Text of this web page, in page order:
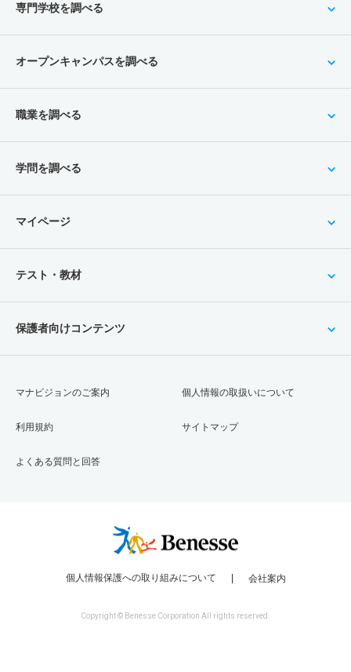
専門学校を調べる
オープンキャンパスを調べる
職業を調べる
学問を調べる
マイページ
テスト・教材
保護者向けコンテンツ
マナビジョンのご案内
利用規約
よくある質問と回答
個人情報の取扱いについて
サイトマップ
個人情報保護への取り組みについて 会社案内
Copyright © Benesse Corporation All rights reserved.